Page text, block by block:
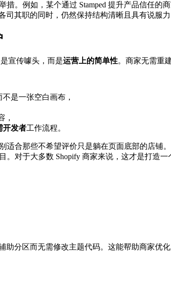
措。例如，某个通过 Stamped 提升产品信任的
司其职的同时，仍然保持结构清晰且具有说服力
宣传噱头，而是运营上的简单性。商家无需重
不是一张空白画布，
，
开发者工作流程。
适合那些不希望评价只是躺在页面底部的店铺
。对于大多数 Shopify 商家来说，这才是打造
助分区而无需修改主题代码。这能帮助商家优